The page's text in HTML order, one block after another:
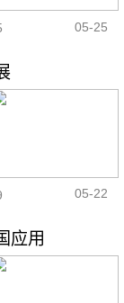
05-25
05-22
应用